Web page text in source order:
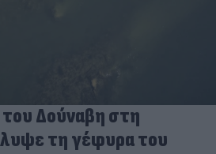
Δούναβη στη
τη γέφυρα του